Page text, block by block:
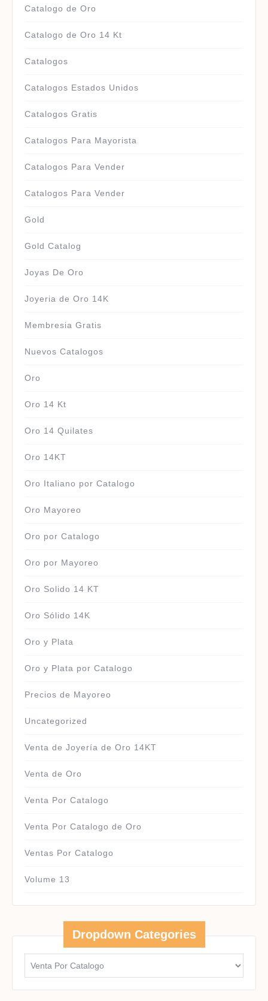
Catalogo de Oro
Catalogo de Oro 14 Kt
Catalogos
Catalogos Estados Unidos
Catalogos Gratis
Catalogos Para Mayorista
Catalogos Para Vender
Catalogos Para Vender
Gold
Gold Catalog
Joyas De Oro
Joyeria de Oro 14K
Membresia Gratis
Nuevos Catalogos
Oro
Oro 14 Kt
Oro 14 Quilates
Oro 14KT
Oro Italiano por Catalogo
Oro Mayoreo
Oro por Catalogo
Oro por Mayoreo
Oro Solido 14 KT
Oro Sólido 14K
Oro y Plata
Oro y Plata por Catalogo
Precios de Mayoreo
Uncategorized
Venta de Joyería de Oro 14KT
Venta de Oro
Venta Por Catalogo
Venta Por Catalogo de Oro
Ventas Por Catalogo
Volume 13
Dropdown Categories